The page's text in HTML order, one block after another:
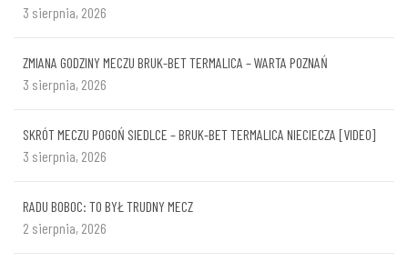
3 sierpnia, 2026
ZMIANA GODZINY MECZU BRUK-BET TERMALICA – WARTA POZNAŃ
3 sierpnia, 2026
SKRÓT MECZU POGOŃ SIEDLCE – BRUK-BET TERMALICA NIECIECZA [VIDEO]
3 sierpnia, 2026
RADU BOBOC: TO BYŁ TRUDNY MECZ
2 sierpnia, 2026